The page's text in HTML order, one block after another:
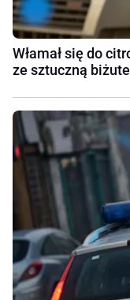
Włamał się do
ze sztuczną